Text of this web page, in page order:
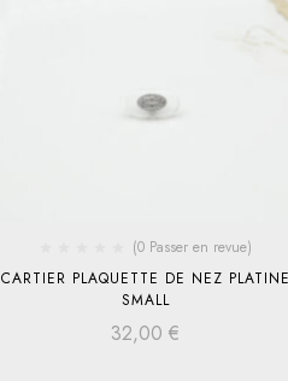
(0 Passer en revue)
CARTIER PLAQUETTE DE NEZ PLATINE
SMALL
32,00 €